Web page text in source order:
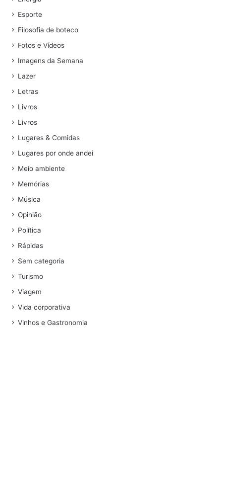
Esporte
Filosofia de boteco
Fotos e Vídeos
Imagens da Semana
Lazer
Letras
Livros
Livros
Lugares & Comidas
Lugares por onde andei
Meio ambiente
Memórias
Música
Opinião
Política
Rápidas
Sem categoria
Turismo
Viagem
Vida corporativa
Vinhos e Gastronomia